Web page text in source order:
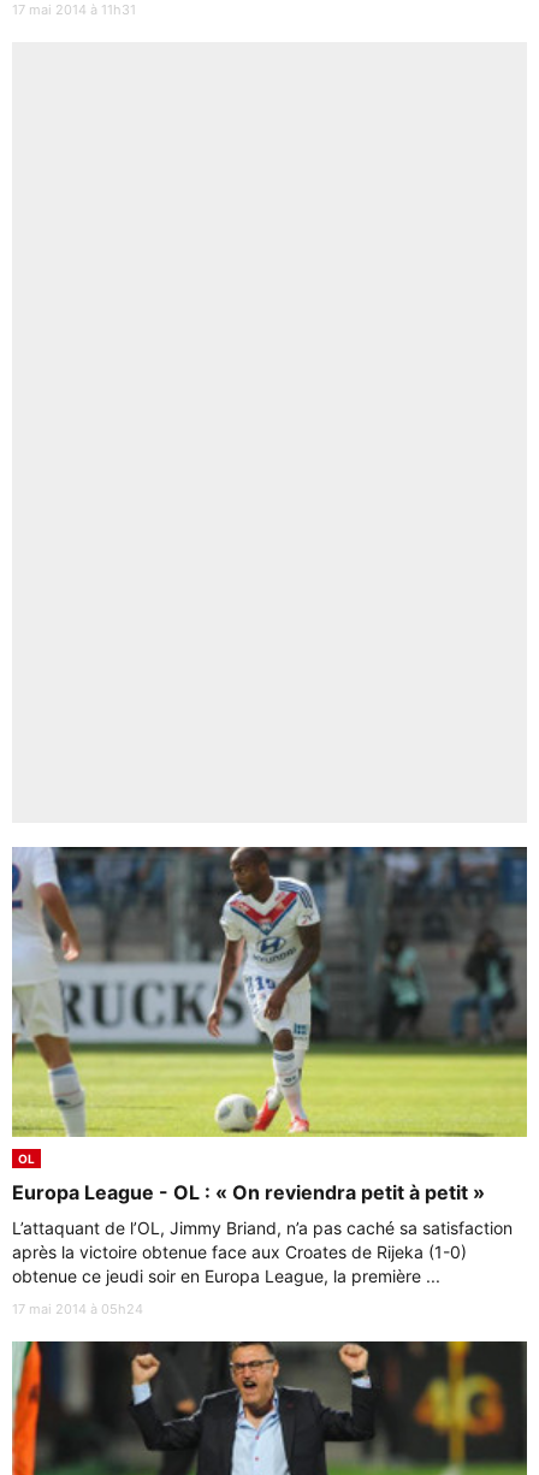
17 mai 2014 à 11h31
OL
Europa League - OL : « On reviendra petit à petit »
L’attaquant de l’OL, Jimmy Briand, n’a pas caché sa satisfaction
après la victoire obtenue face aux Croates de Rijeka (1-0)
obtenue ce jeudi soir en Europa League, la première ...
17 mai 2014 à 05h24